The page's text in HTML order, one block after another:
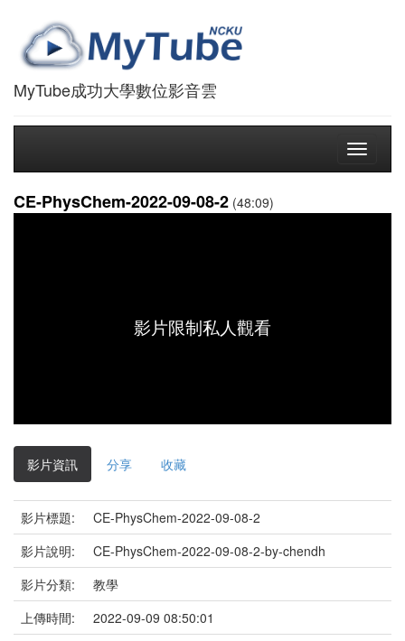
MyTube成功大學數位影音雲
Toggle
CE-PhysChem-2022-09-08-2 (48:09)
影片限制私人觀看
影片資訊 分享 收藏
影片標題:
CE-PhysChem-2022-09-08-2
影片說明:
CE-PhysChem-2022-09-08-2-by-chendh
影片分類:
教學
上傳時間:
2022-09-09 08:50:01